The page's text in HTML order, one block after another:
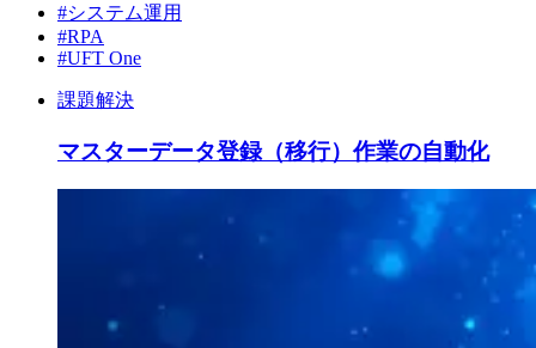
#システム運用
#RPA
#UFT One
課題解決
マスターデータ登録（移行）作業の自動化